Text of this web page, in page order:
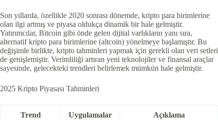
Son yıllarda, özellikle 2020 sonrası dönemde, kripto para birimlerine
olan ilgi artmış ve piyasa oldukça dinamik bir hale gelmiştir.
Yatırımcılar, Bitcoin gibi önde gelen dijital varlıkların yanı sıra,
alternatif kripto para birimlerine (altcoin) yönelmeye başlamıştır. Bu
değişimle birlikte, kripto tahminleri yapmak için gerekli olan veri setleri
de genişlemiştir. Verimliliği artıran yeni teknolojiler ve finansal araçlar
sayesinde, gelecekteki trendleri belirlemek mümkün hale gelmiştir.
2025 Kripto Piyasası Tahminleri
Trend Uygulamalar Açıklama